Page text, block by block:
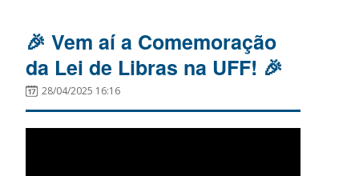
🎉 Vem aí a Comemoração
da Lei de Libras na UFF! 🎉
28/04/2025 16:16